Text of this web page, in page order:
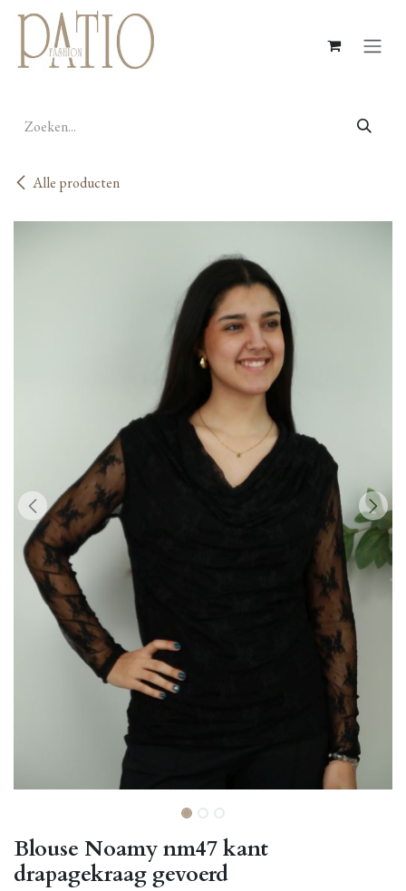
Overslaan naar inhoud
Alle producten
Blouse Noamy nm47 kant
drapagekraag gevoerd